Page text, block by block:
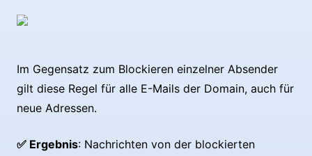
Im Gegensatz zum Blockieren einzelner Absender
gilt diese Regel für alle E-Mails der Domain, auch für
neue Adressen.
✅ Ergebnis: Nachrichten von der blockierten